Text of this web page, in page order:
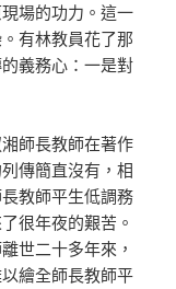
場的功力。這一
有林教員花了那
義務心：一是對
師長教師在著作
傳簡直沒有，相
教師平生低調務
很年夜的艱苦。
世二十多年來，
繪全師長教師平